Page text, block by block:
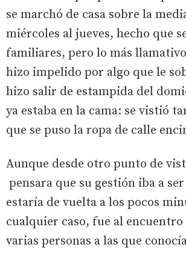
se marchó de casa sobre la
miércoles al jueves, hecho que
familiares, pero lo más
hizo impelido por algo que le
hizo salir de estampida del
ya estaba en la cama: se vistió
que se puso la ropa de calle
Aunque desde otro punto de
pensara que su gestión iba a
estaría de vuelta a los pocos
cualquier caso, fue al encuentro
varias personas a las que